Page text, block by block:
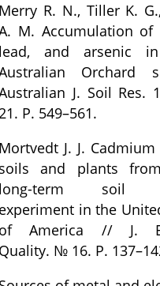
Merry R. N., Tiller K.
M. Accumulation of
lead, and arsenic
Orchard
J. Soil Res.
21. P. 549–561.
Mortvedt J. J.
soils and plants
long-term soil
experiment in the
of America // J.
Quality. № 16. P.